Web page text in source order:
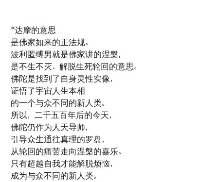
*达摩的意思
是佛家如来的正法规。
波利匿缚男就是佛家讲的涅槃，
是不生不灭、解脱生死轮回的意思。
佛陀是找到了自身灵性实像，
证悟了宇宙人生本相
的一个与众不同的新人类。
所以，二千五百年后的今天，
佛陀仍作为人天导师，
引导众生通往真理的罗盘，
从轮回的痛苦走向涅槃的喜乐。
只有超越自我才能解脱烦恼，
成为与众不同的新人类。